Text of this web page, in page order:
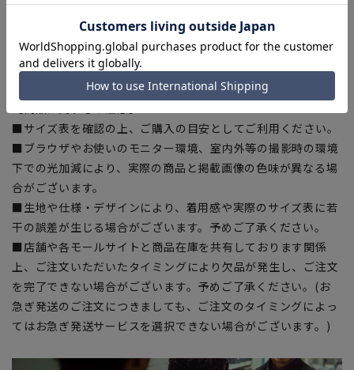
■ECOBLUE(100%リサイクルポリエステル)
『ECOBLUE』はマテリアルリサイクルにより、ペットボトル
を繊維へと再生しています。当製品は裏地の糸の一部に
『ECOBLUE』を使用しています。
■サイズ表を確認の上、ご購入の目安としてご利用ください。
■ブラウザやお使いのモニター環境、室内外等の撮影時の環境
下での光加減により、実際の商品と掲載画像の色味が異なる場
合がございます。
■生地や仕様・デザインにより、着用感や実際のサイズ表に若
干の誤差が生じる場合がございます。予めご了承ください。
■店舗や各モールサイトと商品在庫を共有しております関係
上、ご注文いただいたタイミングにより欠品が発生し、ご注文
を完了できない場合がございます。予めご了承ください。(お
急ぎ発送のご注文につきましても、ご注文のタイミングによっ
てはお急ぎ発送サービスを選択できない場合がございます。)